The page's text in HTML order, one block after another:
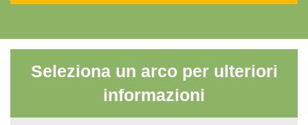
Seleziona un arco per ulteriori
informazioni